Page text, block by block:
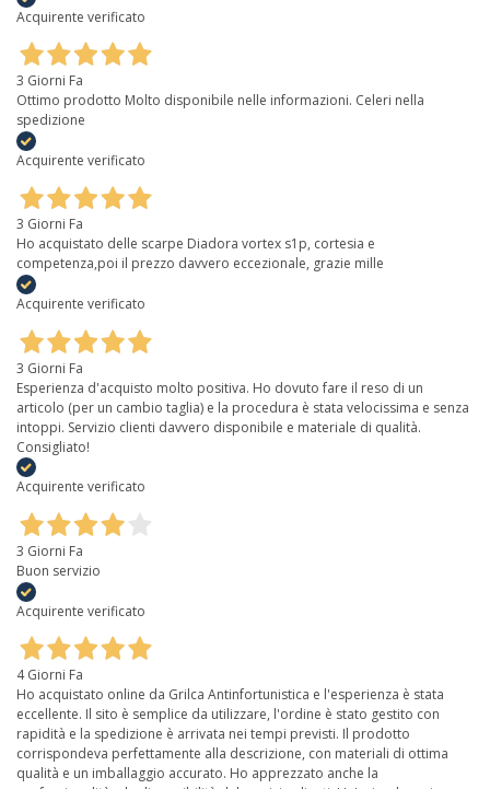
Acquirente verificato
3 Giorni Fa
Ottimo prodotto Molto disponibile nelle informazioni. Celeri nella
spedizione
Acquirente verificato
3 Giorni Fa
Ho acquistato delle scarpe Diadora vortex s1p, cortesia e
competenza,poi il prezzo davvero eccezionale, grazie mille
Acquirente verificato
3 Giorni Fa
Esperienza d'acquisto molto positiva. Ho dovuto fare il reso di un
articolo (per un cambio taglia) e la procedura è stata velocissima e senza
intoppi. Servizio clienti davvero disponibile e materiale di qualità.
Consigliato!
Acquirente verificato
3 Giorni Fa
Buon servizio
Acquirente verificato
4 Giorni Fa
Ho acquistato online da Grilca Antinfortunistica e l'esperienza è stata
eccellente. Il sito è semplice da utilizzare, l'ordine è stato gestito con
rapidità e la spedizione è arrivata nei tempi previsti. Il prodotto
corrispondeva perfettamente alla descrizione, con materiali di ottima
qualità e un imballaggio accurato. Ho apprezzato anche la